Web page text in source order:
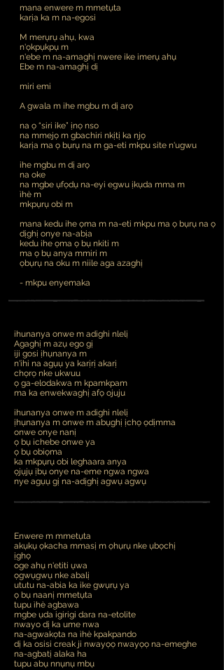
mana enwere m mmetụta
karịa ka m na-egosi
M merụrụ ahụ, kwa
n'ọkpụkpụ m
n'ebe m na-amaghị nwere ike imerụ ahụ
Ebe m na-amaghị dị
miri emi
A gwala m ihe mgbu m dị arọ
na ọ “siri ike” ịnọ nso
na mmejọ m gbachiri nkịtị ka njọ
karịa ma ọ bụrụ na m ga-eti mkpu site n'ugwu
ihe mgbu m dị arọ
na oke
na mgbe ụfọdụ na-eyi egwu ịkụda mma m
ìhè m
mkpụrụ obi m
mana kedu ihe ọma m na-eti mkpu ma ọ bụrụ na ọ
dịghị onye na-abịa
kedu ihe ọma ọ bụ nkiti m
ma ọ bụ anya mmiri m
ọbụrụ na oku m niile aga azaghị
- mkpu enyemaka
ihunanya onwe m adighi nlelị
Agaghị m azụ ego gị
iji gosi ịhụnanya m
n'ihi na agụụ ya karịrị akarị
chọrọ nke ukwuu
ọ ga-elodakwa m kpamkpam
ma ka enwekwaghị afọ ojuju
ihunanya onwe m adighi nlelị
ịhụnanya m onwe m abụghị ịchọ ọdịmma
onwe onye nanị
ọ bụ ichebe onwe ya
ọ bụ obiọma
ka mkpụrụ obi leghaara anya
ọjụjụ ịbụ onye na-eme ngwa ngwa
nye agụụ gị na-adịghị agwụ agwụ
Enwere m mmetụta
akụkụ ọkacha mmasị m ọhụrụ nke ụbọchị
ịghọ
oge ahụ n'etiti ụwa
ọgwụgwụ nke abalị
ututu na-abia ka ike gwụrụ ya
ọ bụ naanị mmetụta
tupu ìhè agbawa
mgbe ụda igirigi dara na-etolite
nwayo dị ka ume nwa
na-agwakọta na ìhè kpakpando
dị ka osisi creak ji nwayọọ nwayọọ na-emeghe
na-agbatị alaka ha
tupu abụ nnụnụ mbụ